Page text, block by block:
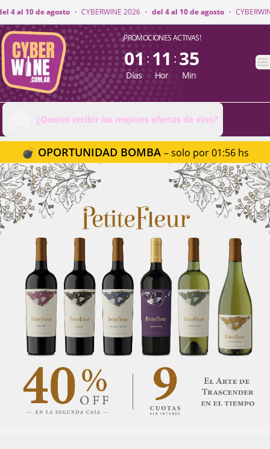
2026 · del 4 al 10 de agosto · CYBERWINE 2026 · del 4 al 10 de
CyberWine ¡PROMOCIONES ACTIVAS!
01
Días
: 11
Hor
: 35
Min
¿Querés recibir las mejores ofertas de vino?
💣 OPORTUNIDAD BOMBA – solo por 01:56 hs